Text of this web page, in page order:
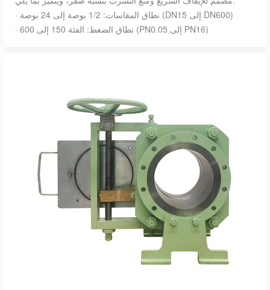
· نطاق المقاسات: 1/2 بوصة إلى 24 بوصة (DN15 إلى DN600)
· نطاق الضغط: الفئة 150 إلى 600 (PN0.05 إلى PN16)